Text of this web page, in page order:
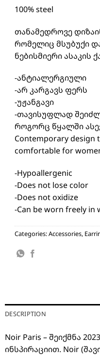
100% steel
თანამედროვე
რომელიც მსუბუქი
ნებისმიერი ასაკის
-ანტიალერგიული
-არ კარგავს ფერს
-უჟანგავი
-თავისუფლად
როგორც წყალში
Contemporary design
comfortable for
-Hypoallergenic
-Does not lose color
-Does not oxidize
-Can be worn freely in
Categories:Accessories,
DESCRIPTION
Noir Paris – შეიქმნა
ინსპირაციით. Noir